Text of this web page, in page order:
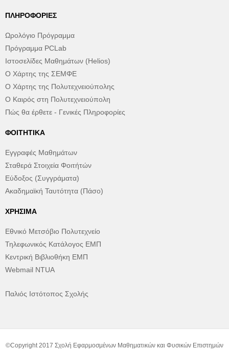
ΠΛΗΡΟΦΟΡΊΕΣ
Ωρολόγιο Πρόγραμμα
Πρόγραμμα PCLab
Ιστοσελίδες Μαθημάτων (Helios)
Ο Χάρτης της ΣΕΜΦΕ
Ο Χάρτης της Πολυτεχνειούπολης
Ο Καιρός στη Πολυτεχνειούπολη
Πώς θα έρθετε - Γενικές Πληροφορίες
ΦΟΙΤΗΤΙΚΆ
Εγγραφές Μαθημάτων
Σταθερά Στοιχεία Φοιτήτών
Εύδοξος (Συγγράματα)
Ακαδημαϊκή Ταυτότητα (Πάσο)
ΧΡΉΣΙΜΑ
Εθνικό Μετσόβιο Πολυτεχνείο
Τηλεφωνικός Κατάλογος ΕΜΠ
Κεντρική Βιβλιοθήκη ΕΜΠ
Webmail NTUA
Παλιός Ιστότοπος Σχολής
©Copyright 2017 Σχολή Εφαρμοσμένων Μαθηματικών και Φυσικών Επιστημών